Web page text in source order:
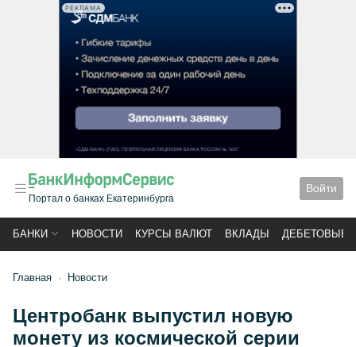
РЕКЛАМА
Портал о банках Екатеринбурга
Войти
БАНКИ НОВОСТИ КУРСЫ ВАЛЮТ ВКЛАДЫ ДЕБЕТОВЫЕ
Главная Новости
Центробанк выпустил новую
монету из космической серии